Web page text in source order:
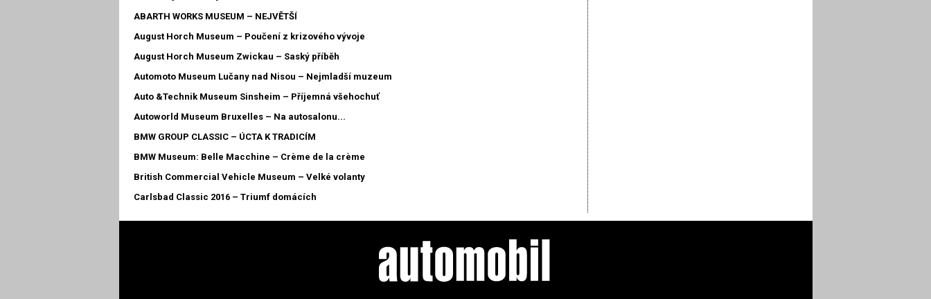
ABARTH WORKS MUSEUM – NEJVĚTŠÍ
August Horch Museum – Poučení z krizového vývoje
August Horch Museum Zwickau – Saský příběh
Automoto Museum Lučany nad Nisou – Nejmladší muzeum
Auto &Technik Museum Sinsheim – Příjemná všehochuť
Autoworld Museum Bruxelles – Na autosalonu...
BMW GROUP CLASSIC – ÚCTA K TRADICÍM
BMW Museum: Belle Macchine – Crème de la crème
British Commercial Vehicle Museum – Velké volanty
Carlsbad Classic 2016 – Triumf domácích